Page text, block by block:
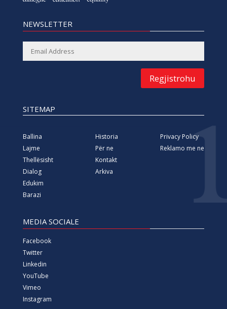
NEWSLETTER
Regjistrohu
SITEMAP
Ballina
Lajme
Thellësisht
Dialog
Edukim
Barazi
Historia
Për ne
Kontakt
Arkiva
Privacy Policy
Reklamo me ne
MEDIA SOCIALE
Facebook
Twitter
Linkedin
YouTube
Vimeo
Instagram